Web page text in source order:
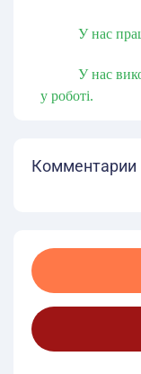
У нас
У нас
у роботі.
Комментарии